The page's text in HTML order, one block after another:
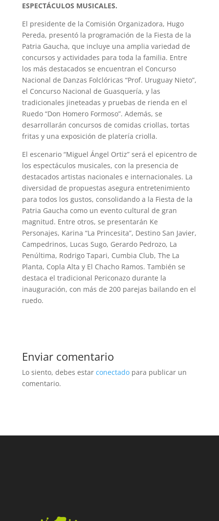
ESPECTÁCULOS MUSICALES.
El presidente de la Comisión Organizadora, Hugo
Pereda, presentó la programación de la Fiesta de la
Patria Gaucha, que incluye una amplia variedad de
concursos y actividades para toda la familia. Entre
los más destacados se encuentran el Concurso
Nacional de Danzas Folclóricas “Prof. Uruguay Nieto”,
el Concurso Nacional de Guasquería, y las
tradicionales jineteadas y pruebas de rienda en el
Ruedo “Don Homero Formoso”. Además, se
desarrollarán concursos de comidas criollas, tortas
fritas y una exposición de platería criolla.
El escenario “Miguel Ángel Ortiz” será el epicentro de
los espectáculos musicales, con la presencia de
destacados artistas nacionales e internacionales. La
diversidad de propuestas asegura entretenimiento
para todos los gustos, consolidando a la Fiesta de la
Patria Gaucha como un evento cultural de gran
magnitud. Entre otros, se presentarán Ke
Personajes, Karina “La Princesita”, Destino San Javier,
Campedrinos, Lucas Sugo, Gerardo Pedrozo, La
Penúltima, Rodrigo Tapari, Cumbia Club, The La
Planta, Copla Alta y El Chacho Ramos. También se
destaca el tradicional Periconazo durante la
inauguración, con más de 200 parejas bailando en el
ruedo.
Enviar comentario
Lo siento, debes estar conectadopara publicar un
comentario.